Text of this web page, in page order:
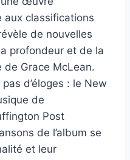
aux classifications
de nouvelles
profondeur et de la
de Grace McLean.
d’éloges : le New
de
Post
de l’album se
et leur